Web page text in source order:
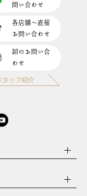
問い合わせ
各店舗へ直接
お問い合わせ
卸のお問い合
わせ
タッフ紹介